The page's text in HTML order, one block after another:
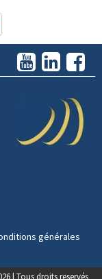
générales
| Tous droits reservés